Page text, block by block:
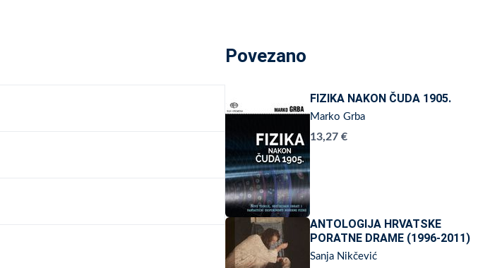
Povezano
FIZIKA NAKON ČUDA 1905.
Marko Grba
13,27 €
ANTOLOGIJA HRVATSKE
PORATNE DRAME (1996-2011)
Sanja Nikčević